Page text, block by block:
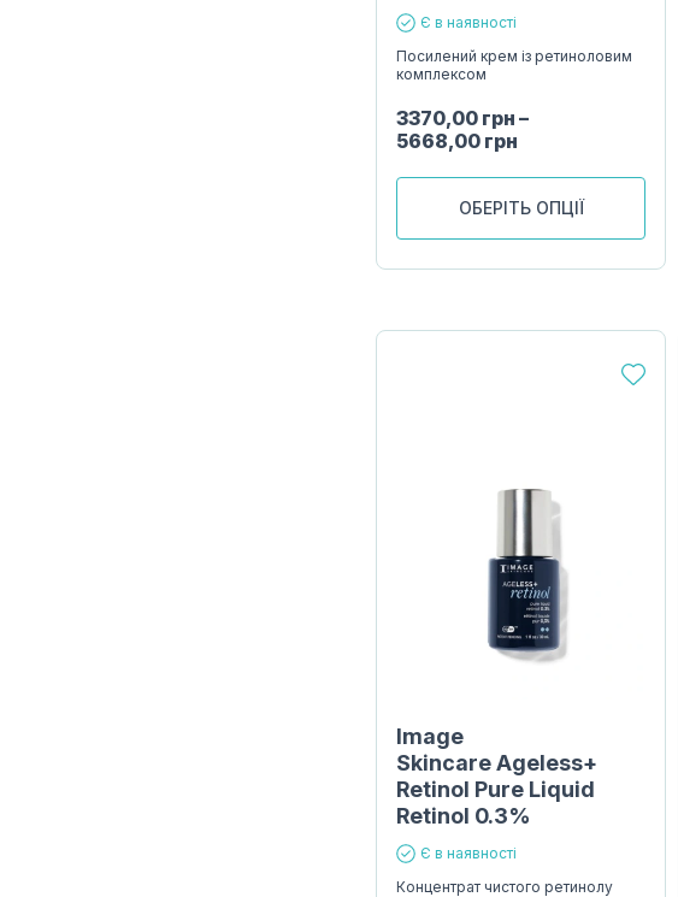
Є в наявності
Посилений крем із ретиноловим
комплексом
3370,00 грн –
5668,00 грн
ОБЕРІТЬ ОПЦІЇ
Image
Skincare Ageless+
Retinol Pure Liquid
Retinol 0.3%
Є в наявності
Концентрат чистого ретинолу